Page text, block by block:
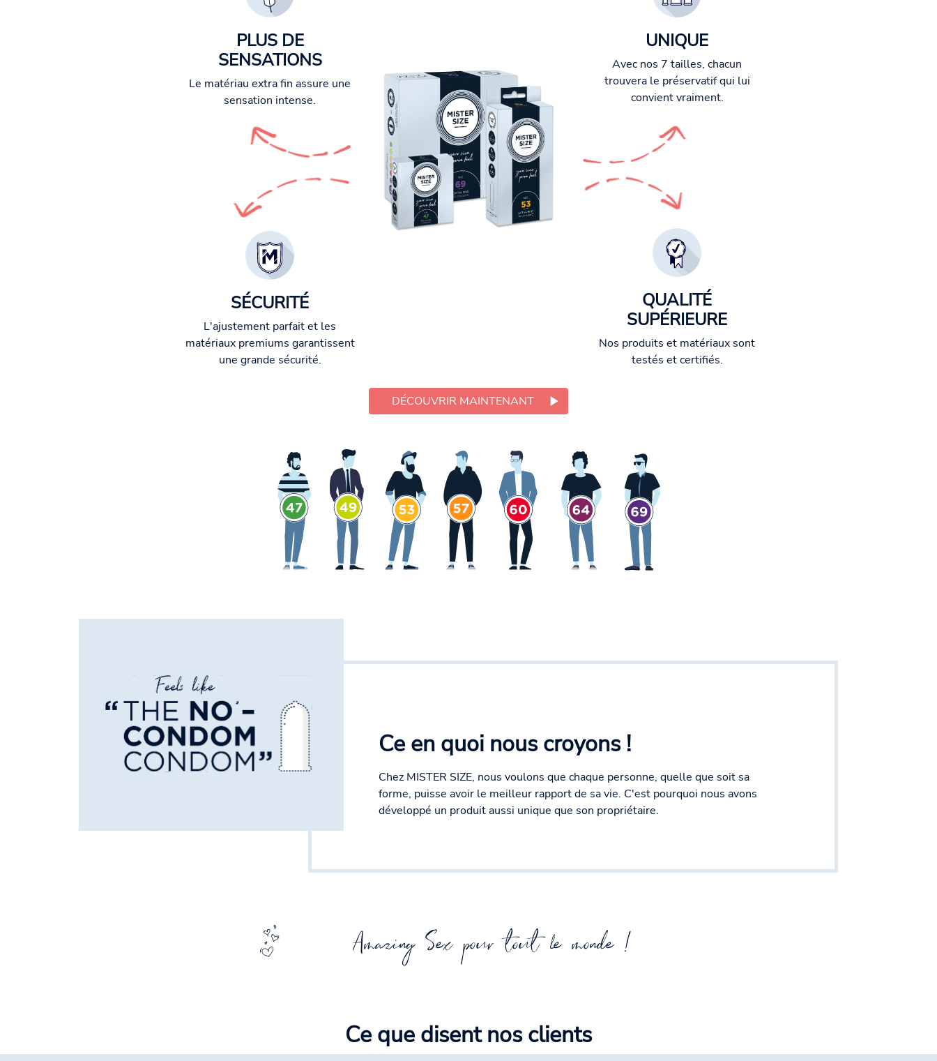
PLUS DE
SENSATIONS
Le matériau extra fin assure une
sensation intense.
SÉCURITÉ
L'ajustement parfait et les
matériaux premiums garantissent
une grande sécurité.
UNIQUE
Avec nos 7 tailles, chacun
trouvera le préservatif qui lui
convient vraiment.
QUALITÉ
SUPÉRIEURE
Nos produits et matériaux sont
testés et certifiés.
DÉCOUVRIR MAINTENANT
Ce en quoi nous croyons !
Chez MISTER SIZE, nous voulons que chaque personne, quelle que soit sa
forme, puisse avoir le meilleur rapport de sa vie. C'est pourquoi nous avons
développé un produit aussi unique que son propriétaire.
Amazing Sex pour tout le monde !
Ce que disent nos clients